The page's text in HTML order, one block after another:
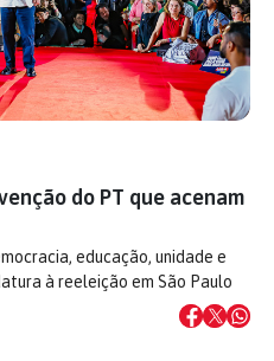
do PT que acenam
educação, unidade e
à reeleição em São Paulo